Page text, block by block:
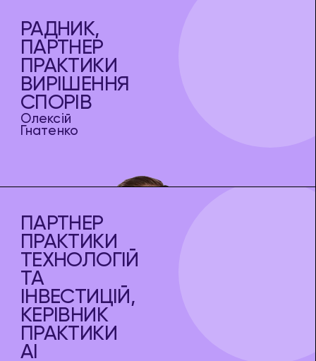
РАДНИК,
ПАРТНЕР
ПРАКТИКИ
ВИРІШЕННЯ
СПОРІВ
Олексій
Гнатенко
ПАРТНЕР
ПРАКТИКИ
ТЕХНОЛОГІЙ
ТА
ІНВЕСТИЦІЙ,
КЕРІВНИК
ПРАКТИКИ
AI